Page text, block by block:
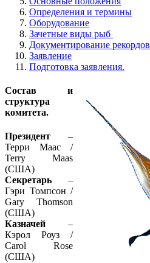
Определения и термины
Оборудование
Зачетные виды рыб
Документирование рекордов
Заявление
Подготовка заявления.
Состав и
структура
комитета.
Президент –
Терри Маас /
Terry Maas
(США)
Секретарь –
Гэри Томпсон /
Gary Thomson
(США)
Казначей –
Кэрол Роуз /
Carol Rose
(США)